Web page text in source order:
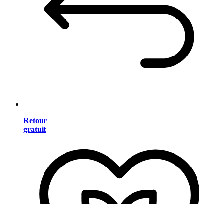
Retour
gratuit